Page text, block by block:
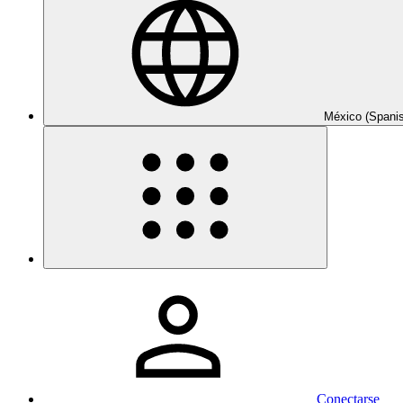
México
Conectarse